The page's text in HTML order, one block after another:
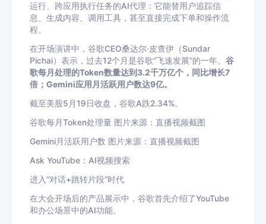
运行、跨应用执行任务的AI代理：它能替用户追踪信
息、生成内容、调用工具，甚至直接完成下单和操作流
程。
在开场演讲中，谷歌CEO桑达尔·皮查伊（Sundar
Pichai）表示，过去12个月是谷歌“飞速发展”的一年。 谷
歌每月处理的Token数量达到3.2千万亿个，同比增长7
倍；Gemini应用月活跃用户数达9亿。
截至美股5月19日收盘，谷歌A跌2.34%。
谷歌每月Token处理量 图片来源：直播视频截图
Gemini月活跃用户数 图片来源：直播视频截图
Ask YouTube：AI视频搜索
进入“对话+跳转片段”时代
在大会开场后的产品展示中，谷歌首先介绍了YouTube
和办公场景中的AI功能。